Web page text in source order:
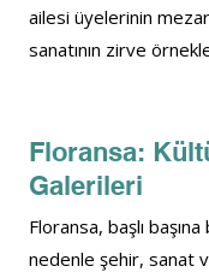
ailesi üyelerinin
sanatının zirve
Floransa:
Galerileri
Floransa, başlı
nedenle şehir, sanat